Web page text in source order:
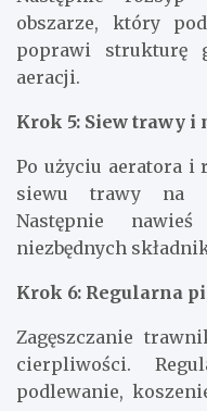
obszarze, który
poprawi strukturę
aeracji.
Krok 5: Siew trawy i
Po użyciu aeratora i
siewu trawy na
Następnie
niezbędnych
Krok 6: Regularna
Zagęszczanie
cierpliwości.
podlewanie,